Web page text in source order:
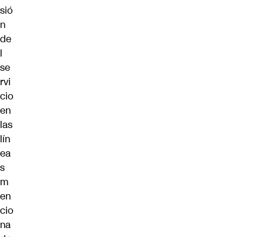
sió
n
de
l
se
rvi
cio
en
las
lín
ea
s
m
en
cio
na